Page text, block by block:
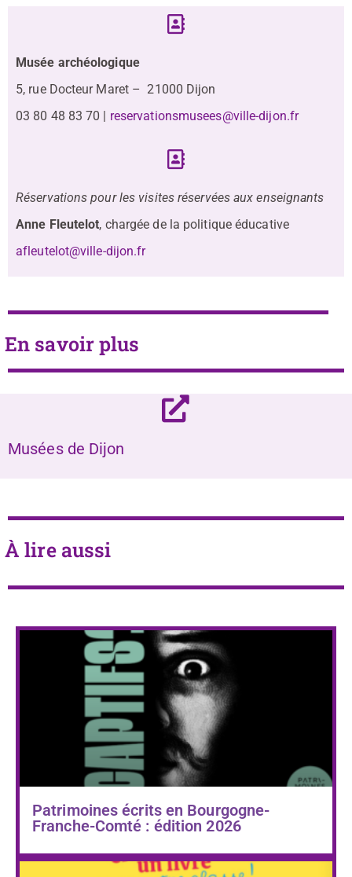
Musée archéologique
5, rue Docteur Maret – 21000 Dijon
03 80 48 83 70 | reservationsmusees@ville-dijon.fr
Réservations pour les visites réservées aux enseignants
Anne Fleutelot, chargée de la politique éducative
afleutelot@ville-dijon.fr
En savoir plus
Musées de Dijon
À lire aussi
Patrimoines écrits en Bourgogne-
Franche-Comté : édition 2026